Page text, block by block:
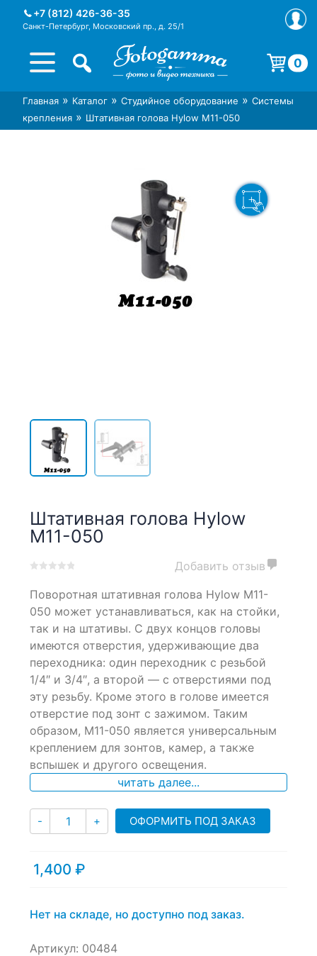
+7 (812) 426-36-35
Санкт-Петербург, Московский пр., д. 25/1
Интернет-магазин фототехники
Foto-Gamma в СПб
Магазин фотоаксессуаров foto-
gamma.ru
0
Корзина пуста.
Главная » Каталог » Студийное оборудование » Системы
крепления » Штативная голова Hylow M11-050
Штативная голова Hylow
M11-050
out
based
on
customer
ratings
Добавить отзыв
Поворотная штативная голова Hylow M11-
050 может устанавливаться, как на стойки,
так и на штативы. С двух концов головы
имеются отверстия, удерживающие два
переходника: один переходник с резьбой
1/4″ и 3/4″, а второй — с отверстиями под
эту резьбу. Кроме этого в голове имеется
отверстие под зонт с зажимом. Таким
образом, M11-050 является универсальным
креплением для зонтов, камер, а также
вспышек и другого освещения.
читать далее...
- Количество
+ ОФОРМИТЬ ПОД ЗАКАЗ
1,400 ₽
Нет на складе, но доступно под заказ.
Артикул: 00484